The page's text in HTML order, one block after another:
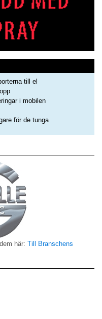
till el
i mobilen
för de tunga
här: Till Branschens